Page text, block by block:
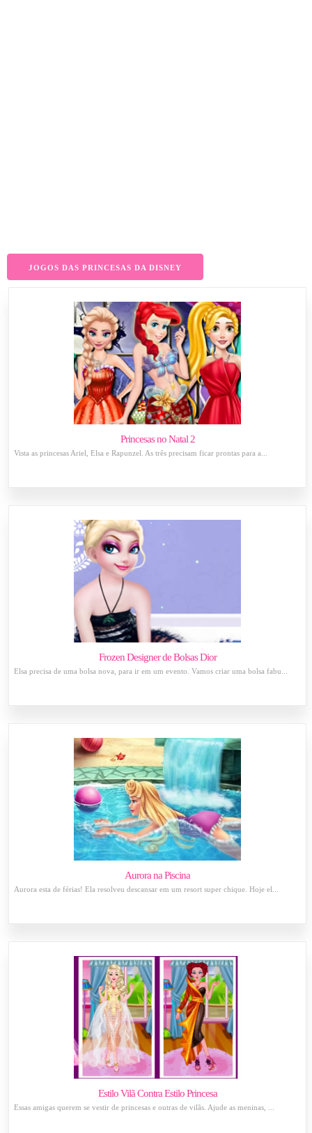
JOGOS DAS PRINCESAS DA DISNEY
Princesas no Natal 2
Vista as princesas Ariel, Elsa e Rapunzel. As três precisam ficar prontas para a...
Frozen Designer de Bolsas Dior
Elsa precisa de uma bolsa nova, para ir em um evento. Vamos criar uma bolsa fabu...
Aurora na Piscina
Aurora esta de férias! Ela resolveu descansar em um resort super chique. Hoje el...
Estilo Vilã Contra Estilo Princesa
Essas amigas querem se vestir de princesas e outras de vilãs. Ajude as meninas, ...